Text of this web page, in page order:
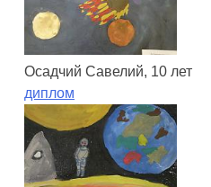
Осадчий Савелий, 10 лет
диплом